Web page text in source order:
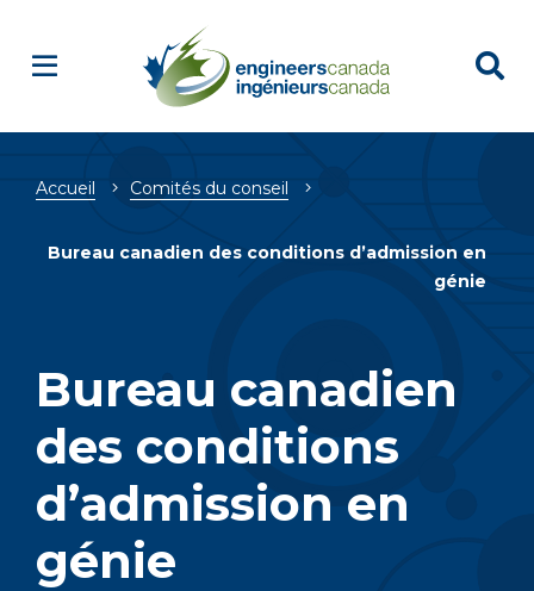
Fil
Accueil Comités du conseil
Bureau canadien des conditions d’admission en
génie
Bureau canadien
des conditions
d’admission en
génie